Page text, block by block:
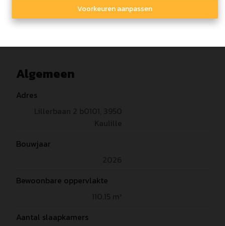
Voorkeuren aanpassen
Algemeen
Adres
Bouwjaar
Bewoonbare oppervlakte
Aantal slaapkamers